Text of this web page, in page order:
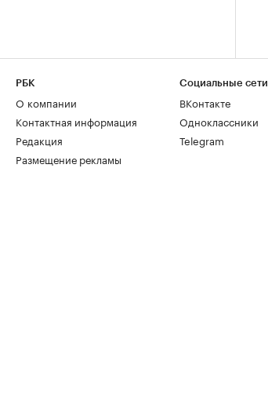
РБК
О компании
Контактная информация
Редакция
Размещение рекламы
Социальные сети
ВКонтакте
Одноклассники
Telegram